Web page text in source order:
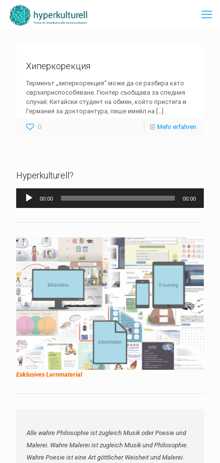
Хиперкорекция
Терминът „хиперкорекция“ може да се разбира като
свръхприспособяване. Гюнтер съобщава за следния
случай: Китайски студент на обмен, който пристига в
Германия за докторантура, пише имейл на […]
0 Mehr erfahren
Hyperkulturell?
Audio-
Player
00:00 00:00
Exklusives Lernmaterial
Alle wahre Philosophie ist zugleich Musik oder Poesie und
Malerei. Wahre Malerei ist zugleich Musik und Philosophie.
Wahre Poesie ist eine Art göttlicher Weisheit und Malerei.